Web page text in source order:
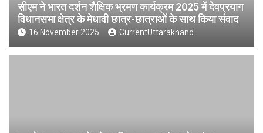
सीएम ने भारत दर्शन शैक्षिक भ्रमण कार्यक्रम 2025 में देवप्रयाग
विधानसभा क्षेत्र के मेधावी छात्र-छात्राओं के साथ किया संवाद
16 November 2025 CurrentUttarakhand